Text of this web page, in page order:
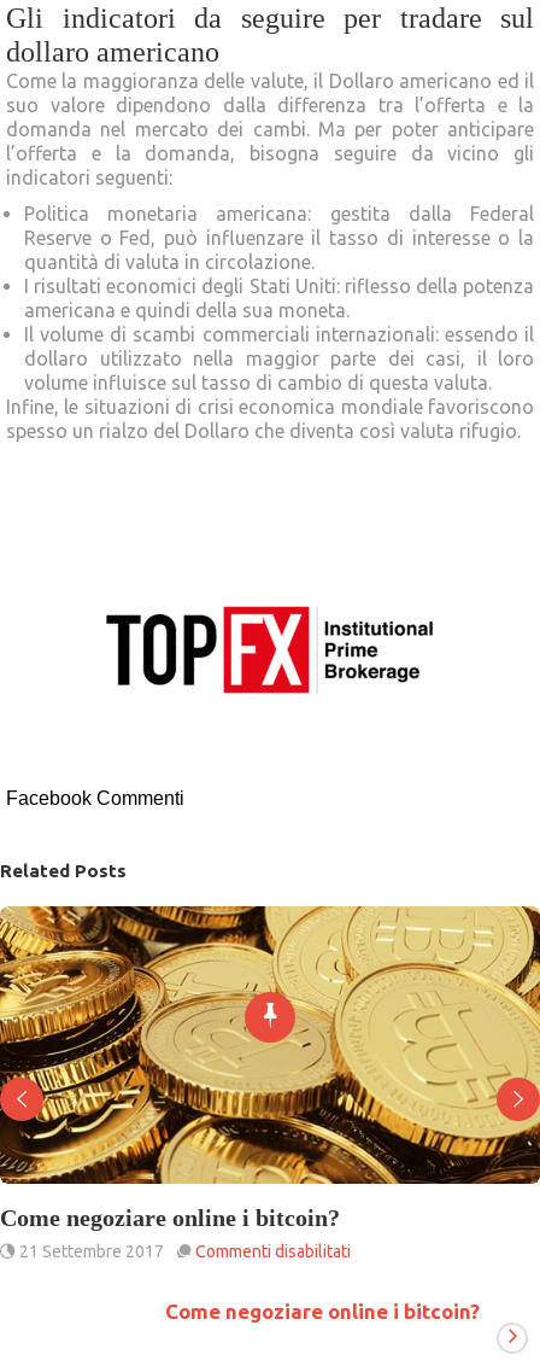
Gli indicatori da seguire per tradare sul
dollaro americano
Come la maggioranza delle valute, il Dollaro americano ed il
suo valore dipendono dalla differenza tra l’offerta e la
domanda nel mercato dei cambi. Ma per poter anticipare
l’offerta e la domanda, bisogna seguire da vicino gli
indicatori seguenti:
Politica monetaria americana: gestita dalla Federal
Reserve o Fed, può influenzare il tasso di interesse o la
quantità di valuta in circolazione.
I risultati economici degli Stati Uniti: riflesso della potenza
americana e quindi della sua moneta.
Il volume di scambi commerciali internazionali: essendo il
dollaro utilizzato nella maggior parte dei casi, il loro
volume influisce sul tasso di cambio di questa valuta.
Infine, le situazioni di crisi economica mondiale favoriscono
spesso un rialzo del Dollaro che diventa così valuta rifugio.
Facebook Commenti
Related Posts
Come negoziare online i bitcoin?
21 Settembre 2017 Commenti disabilitati
online
Come negoziare online i bitcoin?